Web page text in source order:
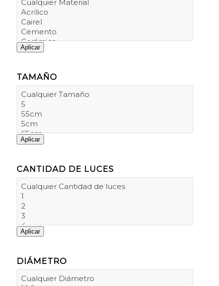
Aplicar
TAMAÑO
Aplicar
CANTIDAD DE LUCES
Aplicar
DIÁMETRO